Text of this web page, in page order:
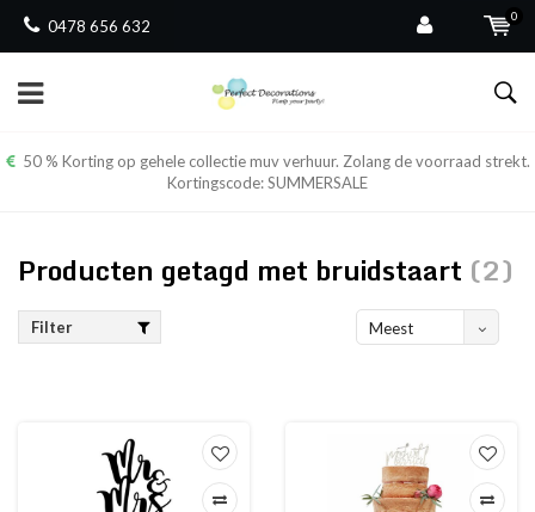
0478 656 632
0
50 % Korting op gehele collectie muv verhuur. Zolang de voorraad strekt.
Kortingscode: SUMMERSALE
Producten getagd met bruidstaart (2)
Filter
Meest